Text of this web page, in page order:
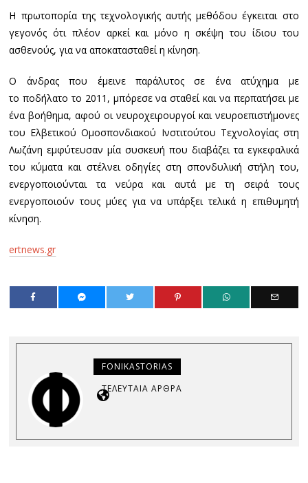
Η πρωτοπορία της τεχνολογικής αυτής μεθόδου έγκειται στο
γεγονός ότι πλέον αρκεί και μόνο η σκέψη του ίδιου του
ασθενούς, για να αποκατασταθεί η κίνηση.
Ο άνδρας που έμεινε παράλυτος σε ένα ατύχημα με
το ποδήλατο το 2011, μπόρεσε να σταθεί και να περπατήσει με
ένα βοήθημα, αφού οι νευροχειρουργοί και νευροεπιστήμονες
του Ελβετικού Ομοσπονδιακού Ινστιτούτου Τεχνολογίας στη
Λωζάνη εμφύτευσαν μία συσκευή που διαβάζει τα εγκεφαλικά
του κύματα και στέλνει οδηγίες στη σπονδυλική στήλη του,
ενεργοποιούνται τα νεύρα και αυτά με τη σειρά τους
ενεργοποιούν τους μύες για να υπάρξει τελικά η επιθυμητή
κίνηση.
ertnews.gr
FONIKASTORIAS
ΤΕΛΕΥΤΑΊΑ ΆΡΘΡΑ